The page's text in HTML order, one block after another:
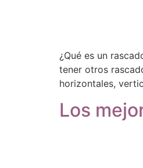
¿Qué es un
tener otros
horizontales,
Los